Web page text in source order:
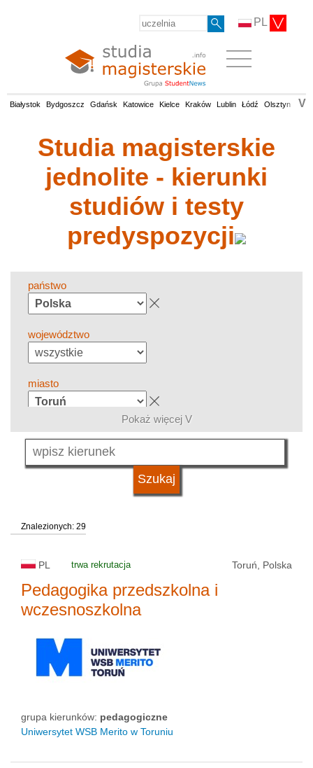
PL
Białystok Bydgoszcz Gdańsk Katowice Kielce Kraków Lublin Łódź Olsztyn V
Studia magisterskie
jednolite - kierunki
studiów i testy
predyspozycji
państwo
województwo
miasto
grupa kierunków
system studiów
Pokaż więcej V
Znalezionych: 29
PL trwa rekrutacja Toruń, Polska
Pedagogika przedszkolna i
wczesnoszkolna
grupa kierunków: pedagogiczne
Uniwersytet WSB Merito w Toruniu